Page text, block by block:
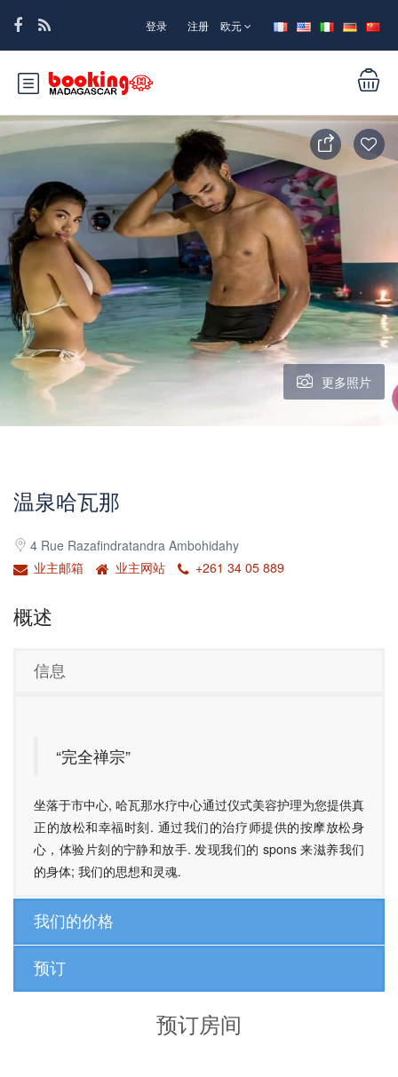
登录 注册 欧元
更多照片
温泉哈瓦那
4 Rue Razafindratandra Ambohidahy
业主邮箱
业主网站 +261 34 05 889
概述
信息
“完全禅宗”
坐落于市中心, 哈瓦那水疗中心通过仪式美容护理为您提供真
正的放松和幸福时刻. 通过我们的治疗师提供的按摩放松身
心，体验片刻的宁静和放手. 发现我们的 spons 来滋养我们
的身体; 我们的思想和灵魂.
我们的价格
预订
预订房间